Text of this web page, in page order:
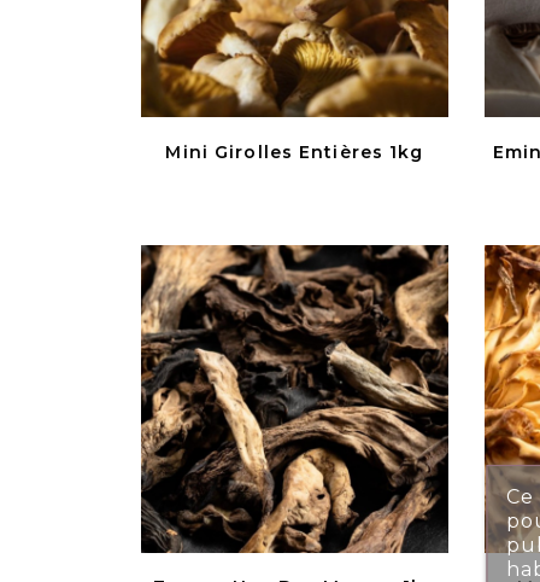
Mini Girolles Entières 1kg